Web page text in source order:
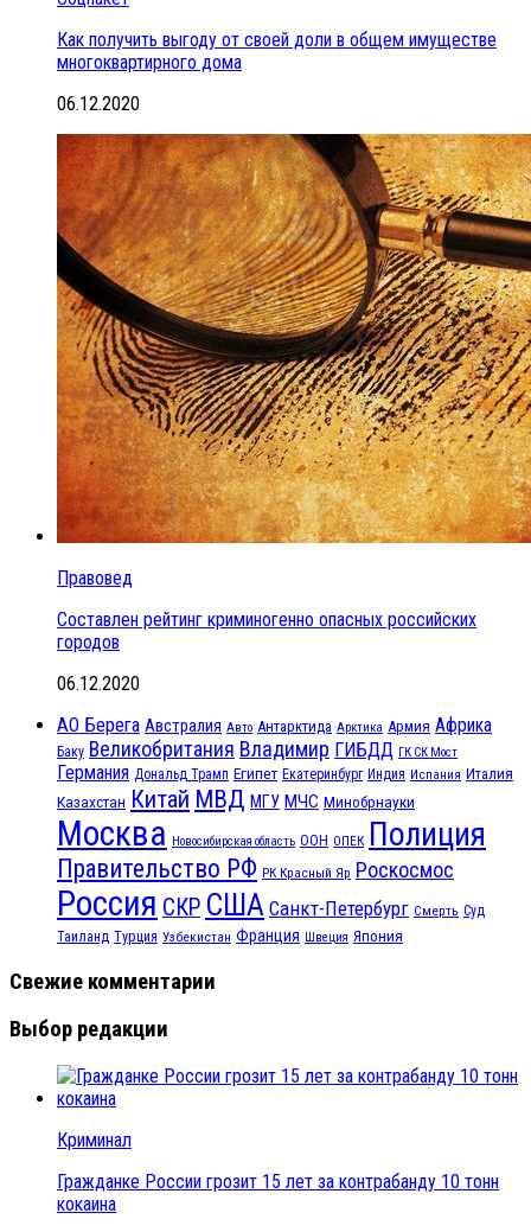
Как получить выгоду от своей доли в общем имуществе
многоквартирного дома
06.12.2020
Правовед
Составлен рейтинг криминогенно опасных российских
городов
06.12.2020
АО Берега Австралия Авто Антарктида Арктика Армия Африка
Баку Великобритания Владимир ГИБДД ГК СК Мост
Германия Дональд Трамп Египет Екатеринбург Индия Испания Италия
Казахстан Китай МВД МГУ МЧС Минобрнауки
Москва Новосибирская область ООН ОПЕК Полиция
Правительство РФ РК Красный Яр Роскосмос
Россия СКР США Санкт-Петербург Смерть Суд
Таиланд Турция Узбекистан Франция Швеция Япония
Свежие комментарии
Выбор редакции
Криминал
Гражданке России грозит 15 лет за контрабанду 10 тонн
кокаина